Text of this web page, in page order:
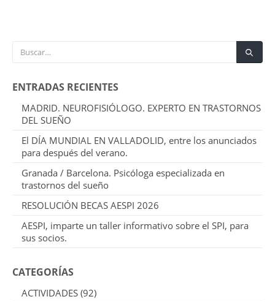
ENTRADAS RECIENTES
MADRID. NEUROFISIÓLOGO. EXPERTO EN TRASTORNOS
DEL SUEÑO
El DÍA MUNDIAL EN VALLADOLID, entre los anunciados
para después del verano.
Granada / Barcelona. Psicóloga especializada en
trastornos del sueño
RESOLUCIÓN BECAS AESPI 2026
AESPI, imparte un taller informativo sobre el SPI, para
sus socios.
CATEGORÍAS
ACTIVIDADES (92)